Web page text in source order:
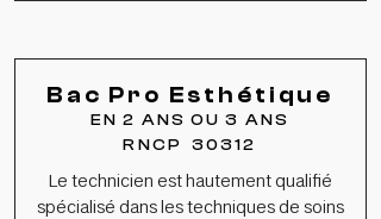
Bac Pro Esthétique
EN 2 ANS OU 3 ANS
RNCP 30312
Le technicien est hautement qualifié
spécialisé dans les techniques de soins